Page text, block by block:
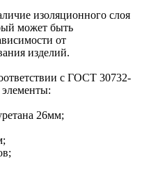
изоляционного слоя
может быть
от
изделий.
с ГОСТ 30732-
26мм;